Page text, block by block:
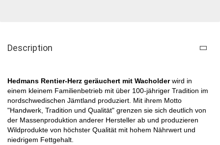
Description
Hedmans Rentier-Herz geräuchert mit Wacholderwird in
einem kleinem Familienbetrieb mit über 100-jähriger Tradition im
nordschwedischen Jämtland produziert. Mit ihrem Motto
"Handwerk, Tradition und Qualität" grenzen sie sich deutlich von
der Massenproduktion anderer Hersteller ab und produzieren
Wildprodukte von höchster Qualität mit hohem Nährwert und
niedrigem Fettgehalt.